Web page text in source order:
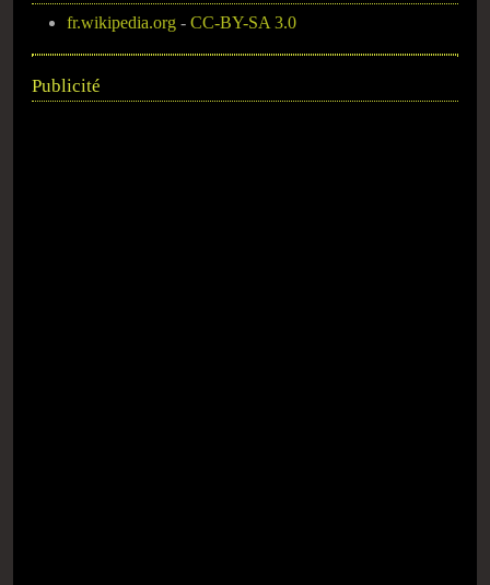
fr.wikipedia.org - CC-BY-SA 3.0
Publicité